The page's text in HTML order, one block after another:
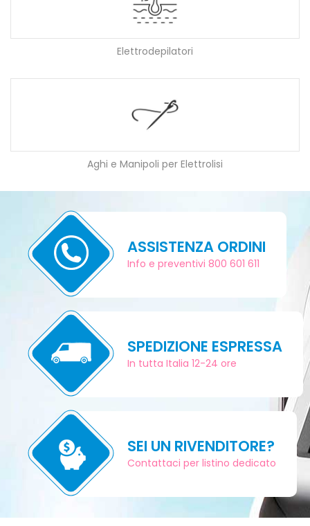
Elettrodepilatori
Aghi e Manipoli per Elettrolisi
ASSISTENZA ORDINI
Info e preventivi 800 601 611
SPEDIZIONE ESPRESSA
In tutta Italia 12-24 ore
SEI UN RIVENDITORE?
Contattaci per listino dedicato